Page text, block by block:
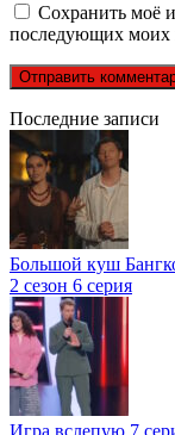
Сохранить моё
последующих моих
Последние записи
Большой куш
2 сезон 6 серия
Игра вслепую 7